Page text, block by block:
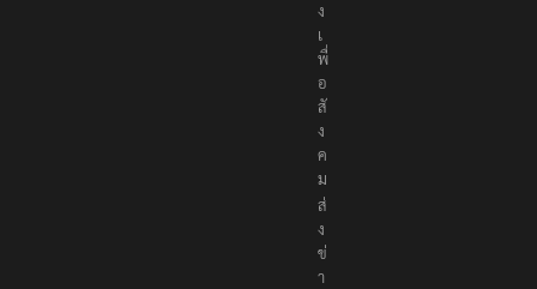
ง
เ
พื่
อ
สั
ง
ค
ม
ส่
ง
ข่
า